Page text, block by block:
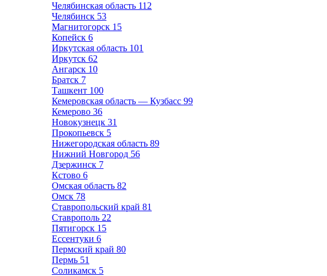
Челябинская область 112
Челябинск 53
Магнитогорск 15
Копейск 6
Иркутская область 101
Иркутск 62
Ангарск 10
Братск 7
Ташкент 100
Кемеровская область — Кузбасс 99
Кемерово 36
Новокузнецк 31
Прокопьевск 5
Нижегородская область 89
Нижний Новгород 56
Дзержинск 7
Кстово 6
Омская область 82
Омск 78
Ставропольский край 81
Ставрополь 22
Пятигорск 15
Ессентуки 6
Пермский край 80
Пермь 51
Соликамск 5